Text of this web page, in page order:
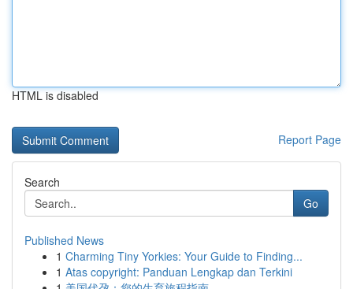
HTML is disabled
Report Page
Search
Go
Published News
1 Charming Tiny Yorkies: Your Guide to Finding...
1 Atas copyright: Panduan Lengkap dan Terkini